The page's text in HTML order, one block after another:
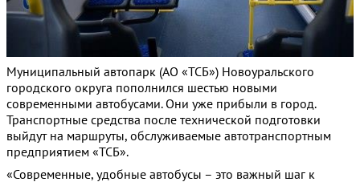
Муниципальный автопарк (АО «ТСБ») Новоуральского
городского округа пополнился шестью новыми
современными автобусами. Они уже прибыли в город.
Транспортные средства после технической подготовки
выйдут на маршруты, обслуживаемые автотранспортным
предприятием «ТСБ».
«Современные, удобные автобусы – это важный шаг к